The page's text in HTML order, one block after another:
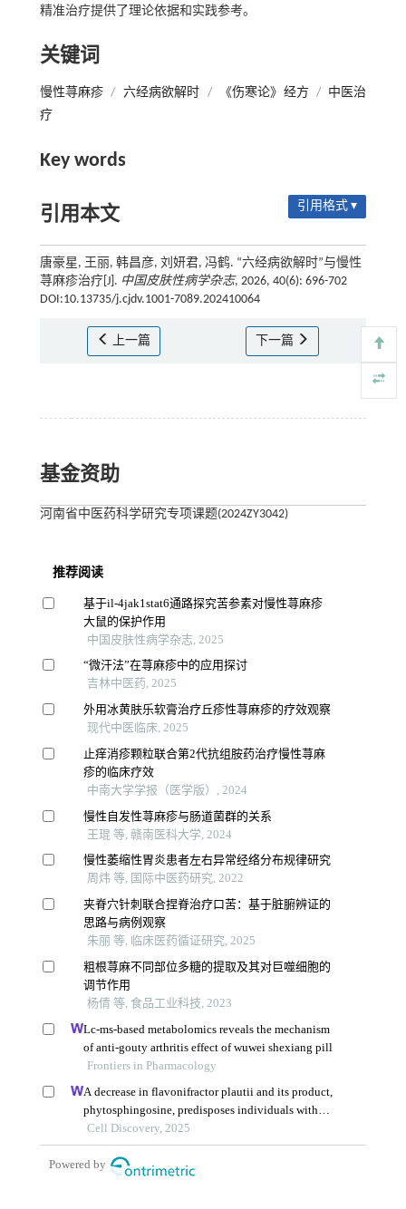
精准治疗提供了理论依据和实践参考。
关键词
慢性荨麻疹 / 六经病欲解时 / 《伤寒论》经方 / 中医治
疗
Key words
引用本文 引用格式 ▾
唐豪星, 王丽, 韩昌彦, 刘妍君, 冯鹤. “六经病欲解时”与慢性
荨麻疹治疗[J]. 中国皮肤性病学杂志, 2026, 40(6): 696-702
DOI:10.13735/j.cjdv.1001-7089.202410064
上一篇 下一篇
基金资助
河南省中医药科学研究专项课题(2024ZY3042)